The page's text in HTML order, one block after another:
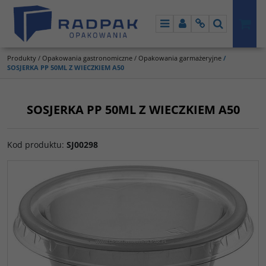
MenuPanelInfoSzukaj
Produkty / Opakowania gastronomiczne / Opakowania garmażeryjne /
SOSJERKA PP 50ML Z WIECZKIEM A50
SOSJERKA PP 50ML Z WIECZKIEM A50
Kod produktu: SJ00298